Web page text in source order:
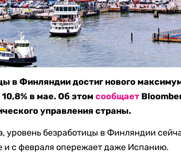
в Финляндии достиг нового
в мае. Об этомсообщает
управления страны.
уровень безработицы в Финляндии
и с февраля опережает даже Испанию.